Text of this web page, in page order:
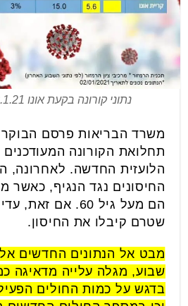
נתוני קורונה בקעת אונו 3.1.21 (אונו NEWS)
משרד הבריאות פרסם הבוקר
תחלואת הקורונה
הלועזית החדשה. לאחרונה,
החיסונים נגד הנגיף, כאשר
הם מעל גיל 60. אם
שטרם קיבלו את החיסון.
מבט אל הנתונים החדשים
שבוע, מגלה עלייה מדאיגה
בדגש על כמות החולים